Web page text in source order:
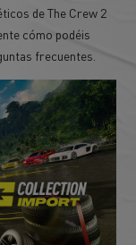
de The Crew 2
cómo podéis
frecuentes.